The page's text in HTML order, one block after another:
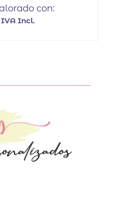
con:
IVA Incl.